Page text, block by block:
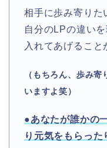
相手に歩み寄りた
自分のLPの違い
入れてあげること
（もちろん、歩み
いますよ笑）
●あなたが誰かの
り元気をもらった